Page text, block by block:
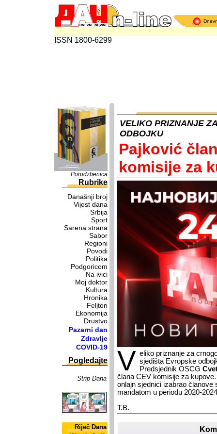
ISSN 1800-6299
Porudzbenica
Rubrike
Današnji broj
Vijest dana
Srbija
Sport
Sarena strana
Sabor
Regioni
Povodi
Politika
Podgoricom
Na ivici
Moj doktor
Kultura
Hronika
Feljton
Ekonomija
Drustvo
Pazarni dan
Zdravlje
COVID-19
Pogledajte
Strip Dana
Riječ Dana
VELIKO PRIZNANJE
ODBOJKU
Pajković
komisije za
V eliko priznanje za
sjedišta Evropske
Predsjednik OSCG
člana CEV komisije za
onlajn sjednici izabrao članove
mandatom u periodu 2020-
T.B.